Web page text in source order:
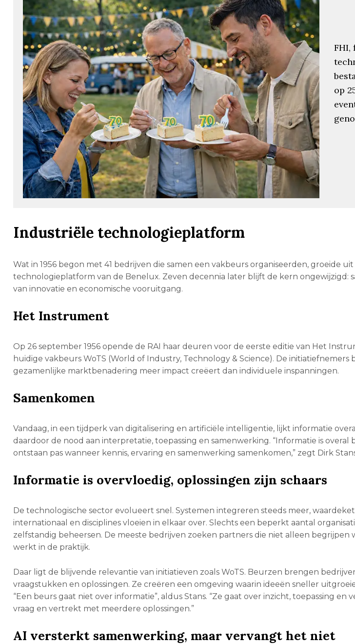
FHI,
op
Industriële technologieplatform
Wat in 1956 begon met 41 bedrijven die samen een vakbeurs organiseerden, groeide
technologieplatform van de Benelux. Zeven decennia later blijft de kern ongewijzigd:
van innovatie en economische vooruitgang.
Het Instrument
Op 26 september 1956 opende de RAI haar deuren voor de eerste editie van Het
huidige vakbeurs WoTS (World of Industry, Technology & Science). De
gezamenlijke marktbenadering meer impact creëert dan individuele inspanningen.
Samenkomen
Vandaag, in een tijdperk van digitalisering en artificiële intelligentie, lijkt informatie
daardoor de nood aan interpretatie, toepassing en samenwerking. “Informatie is overal
ontstaan pas wanneer kennis, ervaring en samenwerking samenkomen,” zegt Dirk
Informatie is overvloedig, oplossingen zijn schaars
De technologische sector evolueert snel. Systemen integreren steeds meer,
internationaal en disciplines vloeien in elkaar over. Slechts een beperkt aantal
zelfstandig beheersen. De meeste bedrijven zoeken partners die niet alleen begrijpen
werkt in de praktijk.
Daar ligt de blijvende relevantie van initiatieven zoals WoTS. Beurzen brengen
vraagstukken en oplossingen. Ze creëren een omgeving waarin ideeën sneller
“Een beurs gaat niet over informatie”, aldus Stans. “Ze gaat over inzicht, toepassing
vraag en vertrekt met meerdere oplossingen.”
AI versterkt samenwerking, maar vervangt het niet